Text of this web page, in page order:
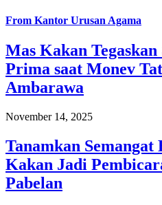
From Kantor Urusan Agama
Mas Kakan
Prima saat Monev
Ambarawa
November 14, 2025
Tanamkan
Kakan Jadi
Pabelan